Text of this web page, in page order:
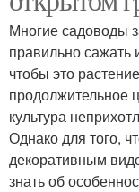
Многие садоводы
правильно сажать
чтобы это
продолжительное
культура
Однако для того,
декоративным
знать об